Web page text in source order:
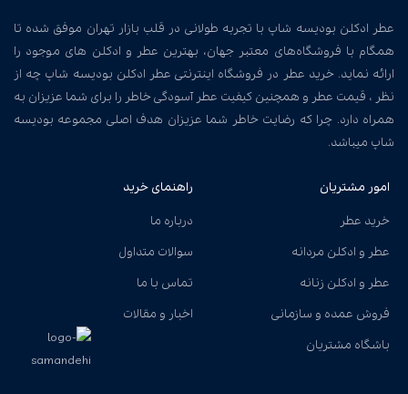
عطر ادکلن بودیسه شاپ با تجربه طولانی در قلب بازار تهران موفق شده تا
همگام با فروشگاه‌های معتبر جهان، بهترین عطر و ادکلن های موجود را
ارائه نماید. خرید عطر در فروشگاه اینترنتی عطر ادکلن بودیسه شاپ چه از
نظر ، قیمت عطر و همچنین کیفیت عطر آسودگی خاطر را برای شما عزیزان به
همراه دارد. چرا که رضایت خاطر شما عزیزان هدف اصلی مجموعه بودیسه
شاپ میباشد.
امور مشتریان
خرید عطر
عطر و ادکلن مردانه
عطر و ادکلن زنانه
فروش عمده و سازمانی
باشگاه مشتریان
راهنمای خرید
درباره ما
سوالات متداول
تماس با ما
اخبار و مقالات